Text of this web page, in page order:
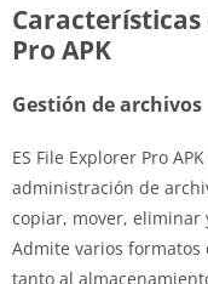
Características
Pro APK
Gestión de archivos
ES File Explorer Pro
administración de
copiar, mover, eliminar
Admite varios formatos
tanto al